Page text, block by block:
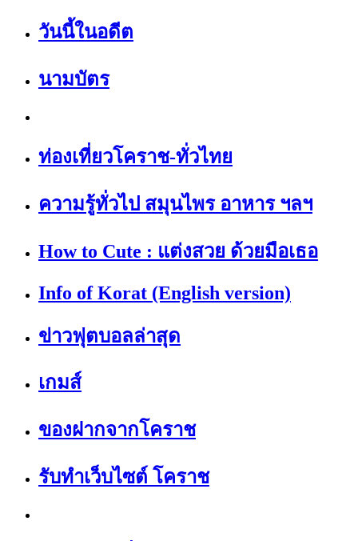
วันนี้ในอดีต
นามบัตร
ท่องเที่ยวโคราช-ทั่วไทย
ความรู้ทั่วไป สมุนไพร อาหาร ฯลฯ
How to Cute : แต่งสวย ด้วยมือเธอ
Info of Korat (English version)
ข่าวฟุตบอลล่าสุด
เกมส์
ของฝากจากโคราช
รับทำเว็บไซต์ โคราช